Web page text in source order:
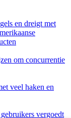
en dreigt met
om concurrentie
veel haken en
vergoedt